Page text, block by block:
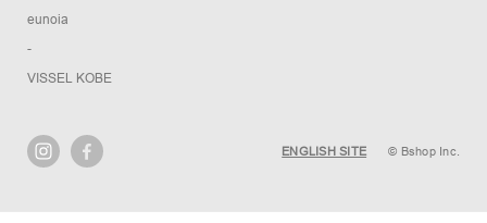
eunoia
-
VISSEL KOBE
ENGLISH SITE © Bshop Inc.